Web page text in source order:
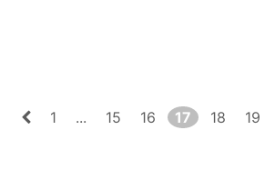
1 ... 15 16 17 18 19